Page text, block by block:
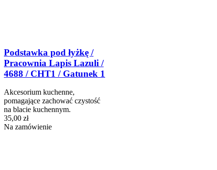
Podstawka pod łyżkę /
Pracownia Lapis Lazuli /
4688 / CHT1 / Gatunek 1
Akcesorium kuchenne,
pomagające zachować czystość
na blacie kuchennym.
35,00 zł
Na zamówienie